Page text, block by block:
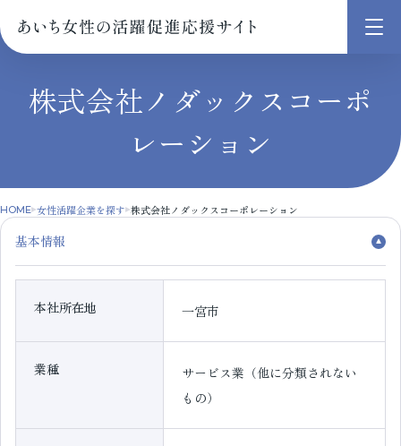
メ
く
株式会社ノダックスコーポ
レーション
HOME 女性活躍企業を探す 株式会社ノダックスコーポレーション
基本情報
本社所在地 一宮市
業種
サービス業（他に分類されない
もの）